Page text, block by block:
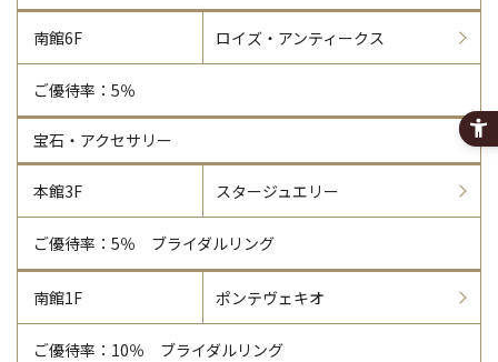
南館6F ロイズ・アンティークス
ご優待率：5％
宝石・アクセサリー
本館3F スタージュエリー
ご優待率：5％ ブライダルリング
南館1F ポンテヴェキオ
ご優待率：10％ ブライダルリング